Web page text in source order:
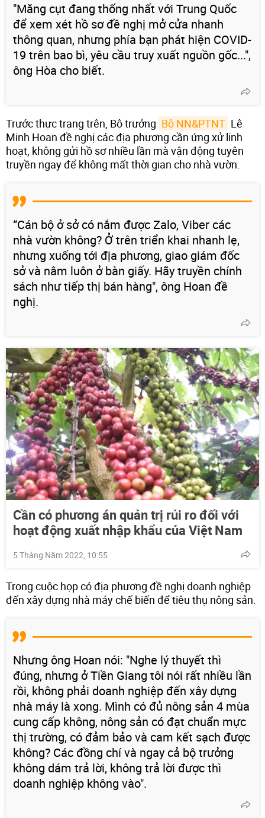
"Măng cụt đang thống nhất với Trung Quốc
để xem xét hồ sơ đề nghị mở cửa nhanh
thông quan, nhưng phía bạn phát hiện COVID-
19 trên bao bì, yêu cầu truy xuất nguồn gốc...",
ông Hòa cho biết.
Trước thực trạng trên, Bộ trưởng Bộ NN&PTNT Lê
Minh Hoan đề nghị các địa phương cần ứng xử linh
hoạt, không gửi hồ sơ nhiều lần mà vận động tuyên
truyền ngay để không mất thời gian cho nhà vườn.
“Cán bộ ở sở có nắm được Zalo, Viber các
nhà vườn không? Ở trên triển khai nhanh lẹ,
nhưng xuống tới địa phương, giao giám đốc
sở và nằm luôn ở bàn giấy. Hãy truyền chính
sách như tiếp thị bán hàng", ông Hoan đề
nghị.
Cần có phương án quản trị rủi ro đối với
hoạt động xuất nhập khẩu của Việt Nam
5 Tháng Năm 2022, 10:55
Trong cuộc họp có địa phương đề nghị doanh nghiệp
đến xây dựng nhà máy chế biến để tiêu thụ nông sản.
Nhưng ông Hoan nói: "Nghe lý thuyết thì
đúng, nhưng ở Tiền Giang tôi nói rất nhiều lần
rồi, không phải doanh nghiệp đến xây dựng
nhà máy là xong. Mình có đủ nông sản 4 mùa
cung cấp không, nông sản có đạt chuẩn mực
thị trường, có đảm bảo và cam kết sạch được
không? Các đồng chí và ngay cả bộ trưởng
không dám trả lời, không trả lời được thì
doanh nghiệp không vào".